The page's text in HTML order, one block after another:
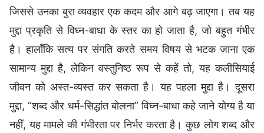
जिससे उनका बुरा व्यवहार एक कदम और आगे बढ़ जाएगा। तब यह
मुद्दा प्रकृति से विघ्न-बाधा के स्तर का हो जाता है, जो बहुत गंभीर
है। हालाँकि सत्य पर संगति करते समय विषय से भटक जाना एक
सामान्य मुद्दा है, लेकिन वस्तुनिष्ठ रूप से कहें तो, यह कलीसियाई
जीवन को अस्त-व्यस्त कर सकता है। यह पहला मुद्दा है। दूसरा
मुद्दा, “शब्द और धर्म-सिद्धांत बोलना” विघ्न-बाधा कहे जाने योग्य है या
नहीं, यह मामले की गंभीरता पर निर्भर करता है। कुछ लोग शब्द और